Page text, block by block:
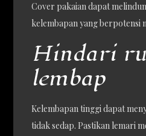
Cover pakaian dapat
kelembapan yang berpotensi
Hindari
lembap
Kelembapan tinggi dapat
tidak sedap. Pastikan lemari